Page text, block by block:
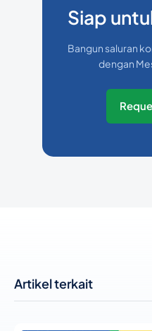
Siap
Bangun saluran
dengan
Artikel terkait